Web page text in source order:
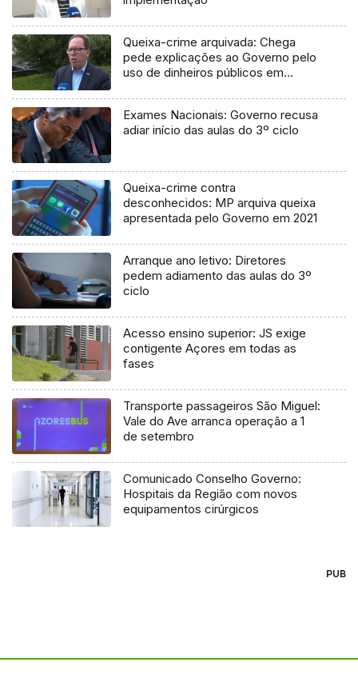
Queixa-crime arquivada: Chega
pede explicações ao Governo pelo
uso de dinheiros públicos em
Exames Nacionais: Governo recusa
adiar início das aulas do 3º ciclo
Queixa-crime contra
desconhecidos: MP arquiva queixa
apresentada pelo Governo em 2021
Arranque ano letivo: Diretores
pedem adiamento das aulas do 3º
ciclo
Acesso ensino superior: JS exige
contigente Açores em todas as
fases
Transporte passageiros São Miguel:
Vale do Ave arranca operação a 1
de setembro
Comunicado Conselho Governo:
Hospitais da Região com novos
equipamentos cirúrgicos
PUB